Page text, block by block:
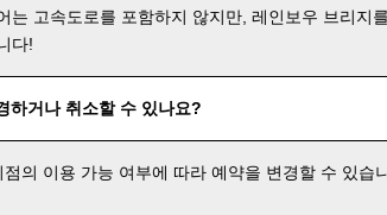
는 고속도로를 포함하지 않지만, 레인보우 브리지
다!
하거나 취소할 수 있나요?
점의 이용 가능 여부에 따라 예약을 변경할 수 있